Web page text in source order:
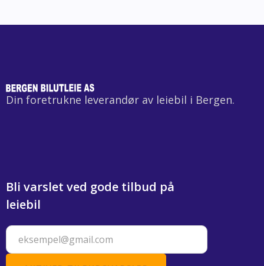
Din foretrukne leverandør av leiebil i Bergen.
Bli varslet ved gode tilbud på
leiebil